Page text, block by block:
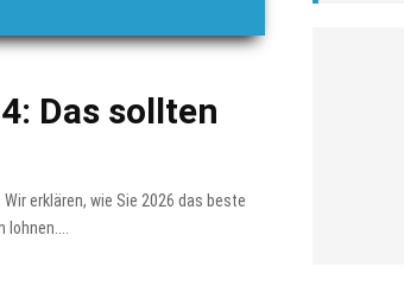
Das sollten
erklären, wie Sie 2026 das beste